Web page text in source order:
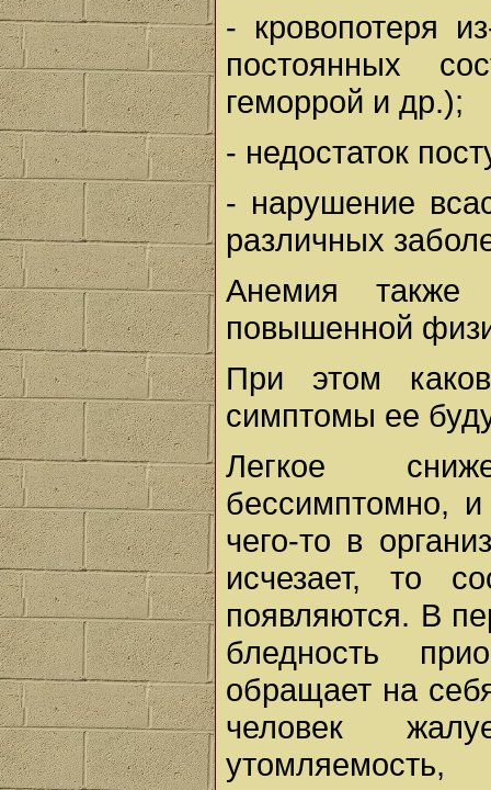
- кровопотеря
постоянных
геморрой и др.);
- недостаток
- нарушение
различных
Анемия также
повышенной
При этом
симптомы ее
Легкое
бессимптомно,
чего-то в
исчезает, то
появляются. В
бледность
обращает на
человек